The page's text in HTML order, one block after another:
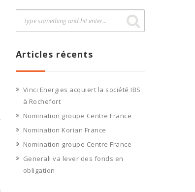
Articles récents
Vinci Energies acquiert la société IBS
à Rochefort
Nomination groupe Centre France
Nomination Korian France
Nomination groupe Centre France
Generali va lever des fonds en
obligation